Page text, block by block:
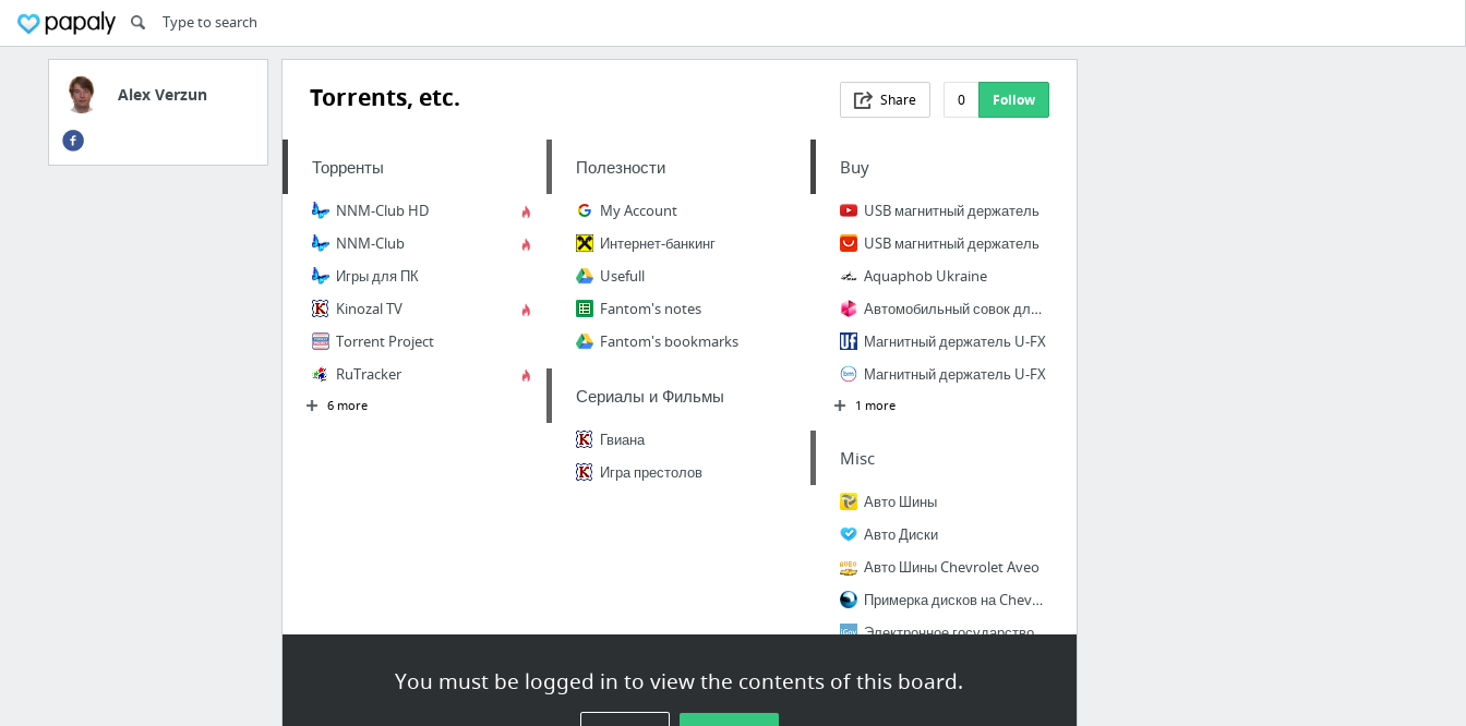
Alex Verzun Torrents, etc. Share 0 Follow
You must be logged in to view the contents of this board.
Торренты
NNM-Club HD
NNM-Club
Игры для ПК
Kinozal TV
Torrent Project
RuTracker
6 more
Полезности
My Account
Интернет-банкинг
Usefull
Fantom's notes
Fantom's bookmarks
Сериалы и Фильмы
Гвиана
Игра престолов
Buy
USB магнитный держатель
USB магнитный держатель
Aquaphob Ukraine
Автомобильный совок для снега Fiskars
Магнитный держатель U-FX
Магнитный держатель U-FX
1 more
Misc
Авто Шины
Авто Диски
Авто Шины Chevrolet Aveo
Примерка дисков на Chevrolet Aveo
Электронное государство